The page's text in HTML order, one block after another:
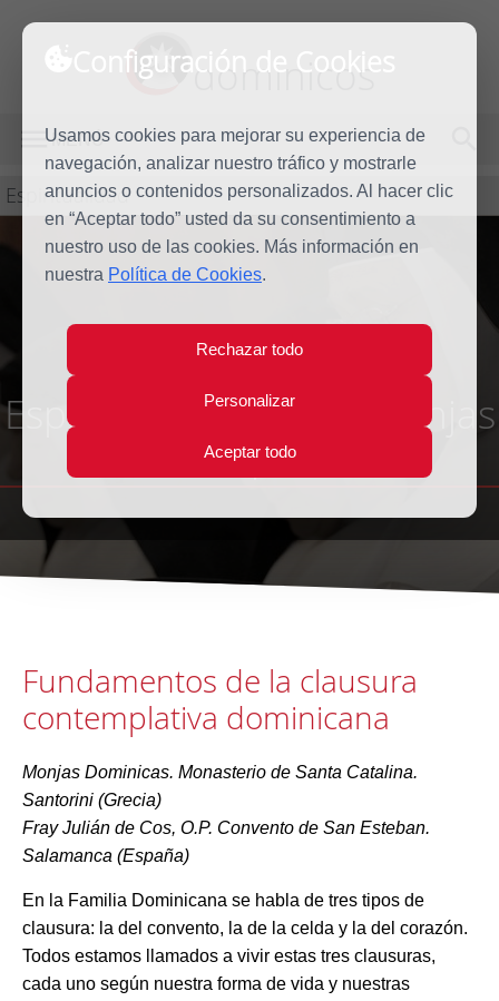
Configuración de Cookies
Usamos cookies para mejorar su experiencia de
navegación, analizar nuestro tráfico y mostrarle
anuncios o contenidos personalizados. Al hacer clic
en “Aceptar todo” usted da su consentimiento a
nuestro uso de las cookies. Más información en
nuestra Política de Cookies.
Rechazar todo
Personalizar
Aceptar todo
dominicos
MENÚ
Espiritualidad
Espiritualidad de las monjas
contemplativas
Fundamentos de la clausura
contemplativa dominicana
Monjas Dominicas. Monasterio de Santa Catalina.
Santorini (Grecia)
Fray Julián de Cos, O.P. Convento de San Esteban.
Salamanca (España)
En la Familia Dominicana se habla de tres tipos de
clausura: la del convento, la de la celda y la del corazón.
Todos estamos llamados a vivir estas tres clausuras,
cada uno según nuestra forma de vida y nuestras